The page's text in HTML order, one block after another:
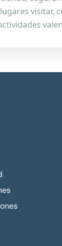
visitar,